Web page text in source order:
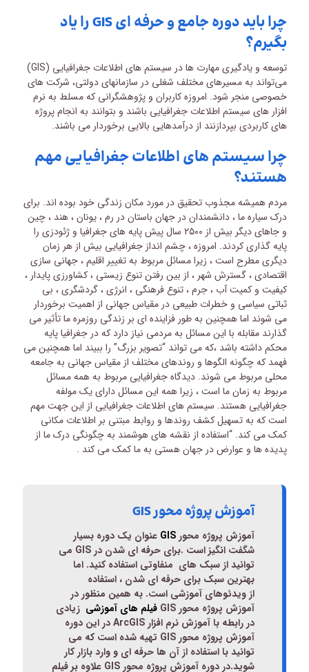
چرا باید دوره جامع و حرفه ای GIS را یاد
بگیرم؟
توسعه و یادگیری مهارت ها در سیستم های اطلاعات جغرافیایی (GIS)
می‌تواند به مسیرهای مختلف شغلی در سازمانهای دولتی، شرکت های
خصوصی منجر شود. امروزه کاربران و پژوهشگرانی که مسلط به نرم
افزار های سیستم اطلاعات جغرافیایی باشند و بتوانند به انجام پروژه
های کاربردی بپردازنند از درآمدهایی بالایی برخوردار می باشند.
چرا سیستم های اطلاعات جغرافیایی مهم
هستند؟
مردم همیشه مجذوب تحقیق در مورد مکان زندگی خود بوده اند. برای
درک سیاره ما ، دانشمندان در جهان باستان در رم ، یونان ، هند ، چین
و جاهای دیگر بیش از ۲۵۰۰ سال پیش پایه های جغرافیا و ژئودزی را
پایه گذاری کردند. امروزه ، چشم انداز جغرافیایی بیش از هر زمان
دیگری مطرح است ، زیرا مسائل مربوط به تغییر اقلیم ، جهانی سازی
اقتصادی ، گسترش شهر ، از بین رفتن تنوع زیستی ، کشاورزی پایدار ،
کیفیت و کمیت آب ، جرم ، تنوع فرهنگی ، انرژی ، گردشگری ، بی
ثباتی سیاسی و خطرات طبیعی در مقیاس جهانی از اهمیت برخوردار
می شوند اما همچنین به طور فزاینده ای بر زندگی روزمره ما تأثیر می
گذارند مقابله با این مسائل به مردمی نیاز دارد که در جغرافیا پایه
محکم داشته باشد ،که می تواند “تصویر بزرگ” را ببیند اما همچنین می
فهمد که چگونه الگوها و روندهای مختلف از مقیاس جهانی به جامعه
محلی مربوط می شوند. دیدگاه جغرافیایی مربوط به همه مسائل
مربوط به زمان ما است ، زیرا همه این مسائل دارای یک مولفه
جغرافیایی هستند. سیستم های اطلاعات جغرافیایی از این جهت مهم
است که به تسهیل کشف روندها و روابط مبتنی بر اطلاعات مکانی
کمک می کند. “استفاده از نقشه های هوشمند به چگونگی درک ما از
پدیده ها و عوارض در جهان هستی به ما کمک می کند .
آموزش پروژه محور GIS
آموزش پروژه محورGIS عنوان یک دوره بسیار
شگفت انگیز است .برای حرفه ای شدن در GIS
می
توانید از سبک های منفاوتی استفاده کنید. اما
بهترین سبک برای حرفه ای شدن ، استفاده
از ویدئوهای آموزشی است. به همین منظور در
آموزش پروژه محورGIS فیلم های آموزشی زیادی
در رابطه با آموزش نرم افزار ArcGIS
در این دوره
آموزش پروژه محورGIS تهیه شده است که می
توانید با استفاده از آن ها حرفه ای و وارد بازار کار
شوید.در دوره آموزش پروژه محورGIS علاوه بر فیلم